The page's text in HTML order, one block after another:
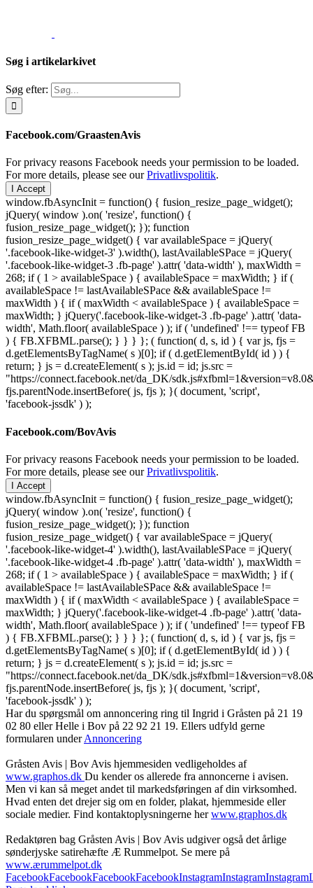
Søg i artikelarkivet
Søg efter:
Facebook.com/GraastenAvis
For privacy reasons Facebook needs your permission to be loaded.
For more details, please see ourPrivatlivspolitik.
I Accept
window.fbAsyncInit = function() { fusion_resize_page_widget();
jQuery( window ).on( 'resize', function() {
fusion_resize_page_widget(); }); function
fusion_resize_page_widget() { var availableSpace = jQuery(
'.facebook-like-widget-3' ).width(), lastAvailableSPace = jQuery(
'.facebook-like-widget-3 .fb-page' ).attr( 'data-width' ), maxWidth =
268; if ( 1 > availableSpace ) { availableSpace = maxWidth; } if (
availableSpace != lastAvailableSPace && availableSpace !=
maxWidth ) { if ( maxWidth < availableSpace ) { availableSpace =
maxWidth; } jQuery('.facebook-like-widget-3 .fb-page' ).attr( 'data-
width', Math.floor( availableSpace ) ); if ( 'undefined' !== typeof FB
) { FB.XFBML.parse(); } } } }; ( function( d, s, id ) { var js, fjs =
d.getElementsByTagName( s )[0]; if ( d.getElementById( id ) ) {
return; } js = d.createElement( s ); js.id = id; js.src =
"https://connect.facebook.net/da_DK/
fjs.parentNode.insertBefore( js, fjs ); }( document, 'script',
'facebook-jssdk' ) );
Facebook.com/BovAvis
For privacy reasons Facebook needs your permission to be loaded.
For more details, please see ourPrivatlivspolitik.
I Accept
window.fbAsyncInit = function() { fusion_resize_page_widget();
jQuery( window ).on( 'resize', function() {
fusion_resize_page_widget(); }); function
fusion_resize_page_widget() { var availableSpace = jQuery(
'.facebook-like-widget-4' ).width(), lastAvailableSPace = jQuery(
'.facebook-like-widget-4 .fb-page' ).attr( 'data-width' ), maxWidth =
268; if ( 1 > availableSpace ) { availableSpace = maxWidth; } if (
availableSpace != lastAvailableSPace && availableSpace !=
maxWidth ) { if ( maxWidth < availableSpace ) { availableSpace =
maxWidth; } jQuery('.facebook-like-widget-4 .fb-page' ).attr( 'data-
width', Math.floor( availableSpace ) ); if ( 'undefined' !== typeof FB
) { FB.XFBML.parse(); } } } }; ( function( d, s, id ) { var js, fjs =
d.getElementsByTagName( s )[0]; if ( d.getElementById( id ) ) {
return; } js = d.createElement( s ); js.id = id; js.src =
"https://connect.facebook.net/da_DK/
fjs.parentNode.insertBefore( js, fjs ); }( document, 'script',
'facebook-jssdk' ) );
Har du spørgsmål om annoncering ring til Ingrid i Gråsten på 21 19
02 80 ‬eller Helle i Bov på 22 92 21 19‬. Ellers udfyld gerne
formularen underAnnoncering
Gråsten Avis | Bov Avis hjemmesiden vedligeholdes af
www.graphos.dk Du kender os allerede fra annoncerne i avisen.
Men vi kan så meget andet til markedsføringen af din virksomhed.
Hvad enten det drejer sig om en folder, plakat, hjemmeside eller
sociale medier. Find kontaktoplysningerne herwww.graphos.dk
Redaktøren bag Gråsten Avis | Bov Avis udgiver også det årlige
sønderjyske satirehæfte Æ Rummelpot. Se mere på
www.ærummelpot.dk
FacebookFacebookFacebookFacebookInstagramInstagramInstagram